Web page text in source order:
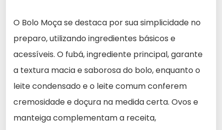
O Bolo Moça se destaca por sua simplicidade no
preparo, utilizando ingredientes básicos e
acessíveis. O fubá, ingrediente principal, garante
a textura macia e saborosa do bolo, enquanto o
leite condensado e o leite comum conferem
cremosidade e doçura na medida certa. Ovos e
manteiga complementam a receita,